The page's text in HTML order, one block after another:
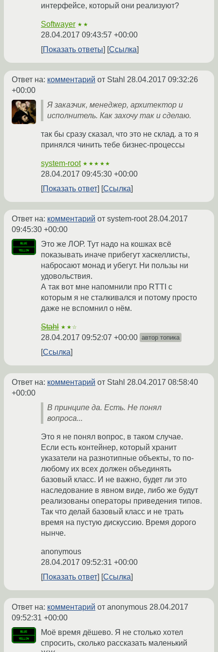
интерфейсе, который они реализуют?
Softwayer ★★
28.04.2017 09:43:57 +00:00
Показать ответы
Ссылка
Ответ на: комментарий от Stahl 28.04.2017 09:32:26
+00:00
Я заказчик, менеджер, архитектор и
исполнитель. Как захочу так и сделаю.
так бы сразу сказал, что это не склад. а то я
принялся чинить тебе бизнес-процессы
system-root ★★★★★
28.04.2017 09:45:30 +00:00
Показать ответ
Ссылка
Ответ на: комментарий от system-root28.04.2017
09:45:30 +00:00
Это же ЛОР. Тут надо на кошках всё
показывать иначе прибегут хаскеллисты,
набросают монад и убегут. Ни пользы ни
удовольствия.
А так вот мне напомнили про RTTI с
которым я не сталкивался и потому просто
даже не вспомнил о нём.
Stahl ★★☆
28.04.2017 09:52:07 +00:00 автор топика
Ссылка
Ответ на: комментарий от Stahl 28.04.2017 08:58:40
+00:00
В принципе да. Есть. Не понял
вопроса...
Это я не понял вопрос, в таком случае.
Если есть контейнер, который хранит
указатели на разнотипные объекты, то по-
любому их всех должен объединять
базовый класс. И не важно, будет ли это
наследование в явном виде, либо же будут
реализованы операторы приведения типов.
Так что делай базовый класс и не трать
время на пустую дискуссию. Время дорого
нынче.
anonymous
28.04.2017 09:52:31 +00:00
Показать ответ
Ссылка
Ответ на: комментарий от anonymous 28.04.2017
09:52:31 +00:00
Моё время дёшево. Я не столько хотел
спросить, сколько рассказать маленький